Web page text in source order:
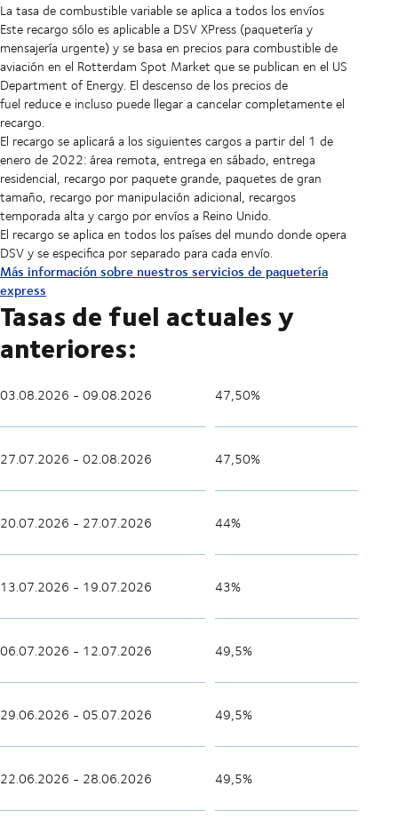
La tasa de combustible variable se aplica a todos los envíos
Este recargo sólo es aplicable a DSV XPress (paquetería y
mensajería urgente) y se basa en precios para combustible de
aviación en el Rotterdam Spot Market que se publican en el US
Department of Energy. El descenso de los precios de
fuel reduce e incluso puede llegar a cancelar completamente el
recargo.
El recargo se aplicará a los siguientes cargos a partir del 1 de
enero de 2022: área remota, entrega en sábado, entrega
residencial, recargo por paquete grande, paquetes de gran
tamaño, recargo por manipulación adicional, recargos
temporada alta y cargo por envíos a Reino Unido.
El recargo se aplica en todos los países del mundo donde opera
DSV y se especifica por separado para cada envío.
Más información sobre nuestros servicios de paquetería
express
Tasas de fuel actuales y
anteriores:
03.08.2026 - 09.08.2026 47,50%
27.07.2026 - 02.08.2026 47,50%
20.07.2026 - 27.07.2026 44%
13.07.2026 - 19.07.2026 43%
06.07.2026 - 12.07.2026 49,5%
29.06.2026 - 05.07.2026 49,5%
22.06.2026 - 28.06.2026 49,5%